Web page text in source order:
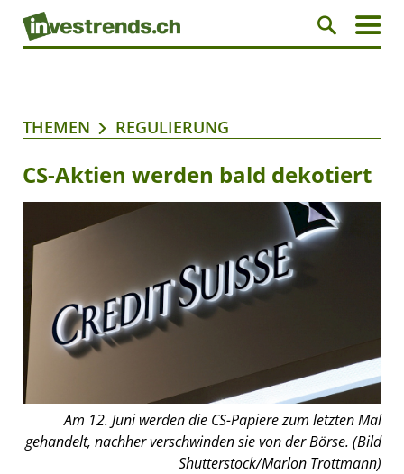
THEMEN REGULIERUNG
CS-Aktien werden bald dekotiert
Am 12. Juni werden die CS-Papiere zum letzten Mal
gehandelt, nachher verschwinden sie von der Börse. (Bild
Shutterstock/Marlon Trottmann)